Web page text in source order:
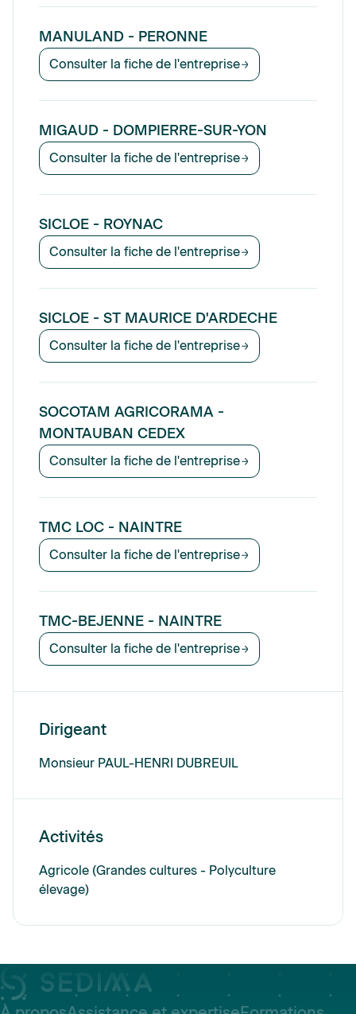
MANULAND - PERONNE
Consulter la fiche de l'entreprise
MIGAUD - DOMPIERRE-SUR-YON
Consulter la fiche de l'entreprise
SICLOE - ROYNAC
Consulter la fiche de l'entreprise
SICLOE - ST MAURICE D'ARDECHE
Consulter la fiche de l'entreprise
SOCOTAM AGRICORAMA -
MONTAUBAN CEDEX
Consulter la fiche de l'entreprise
TMC LOC - NAINTRE
Consulter la fiche de l'entreprise
TMC-BEJENNE - NAINTRE
Consulter la fiche de l'entreprise
Dirigeant
Monsieur PAUL-HENRI DUBREUIL
Activités
Agricole (Grandes cultures - Polyculture
élevage)